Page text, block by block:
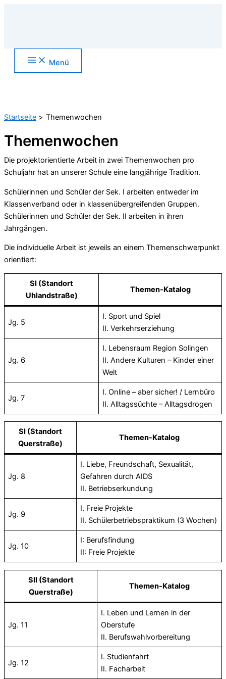
Main
Menu Menü
Startseite Themenwochen
Themenwochen
Die projektorientierte Arbeit in zwei Themenwochen pro
Schuljahr hat an unserer Schule eine langjährige Tradition.
Schülerinnen und Schüler der Sek. I arbeiten entweder im
Klassenverband oder in klassenübergreifenden Gruppen.
Schülerinnen und Schüler der Sek. II arbeiten in ihren
Jahrgängen.
Die individuelle Arbeit ist jeweils an einem Themenschwerpunkt
orientiert:
SI (Standort
Uhlandstraße)
Themen-Katalog
Jg. 5
I. Sport und Spiel
II. Verkehrserziehung
Jg. 6
I. Lebensraum Region Solingen
II. Andere Kulturen – Kinder einer
Welt
Jg. 7
I. Online – aber sicher! / Lernbüro
II. Alltagssüchte – Alltagsdrogen
SI (Standort
Querstraße)
Themen-Katalog
Jg. 8
I. Liebe, Freundschaft, Sexualität,
Gefahren durch AIDS
II. Betriebserkundung
Jg. 9
I. Freie Projekte
II. Schülerbetriebspraktikum (3 Wochen)
Jg. 10
I: Berufsfindung
II: Freie Projekte
SII (Standort
Querstraße)
Themen-Katalog
Jg. 11
I. Leben und Lernen in der
Oberstufe
II. Berufswahlvorbereitung
Jg. 12
I. Studienfahrt
II. Facharbeit